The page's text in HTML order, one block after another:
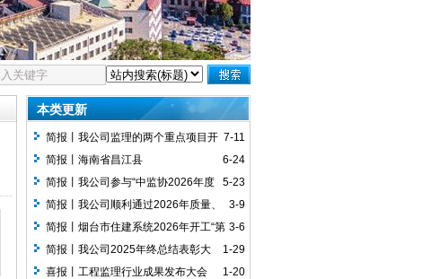
本类更新
7-11
简报丨我公司监理的两个重点项目开
工仪式圆满举行
6-24
简报丨海南省昌江县
300MW/600MWh独立新型储能电站项目
开工奠基仪式圆满举行
5-23
简报丨我公司参与“中监协2026年度
建设单位对工程项目监理服务满意度调
查”活动
3-9
简报丨我公司顺利通过2026年质量、
环境、职业健康安全管理体系认证监督审
核
3-6
简报丨烟台市住建系统2026年开工“第
一课”启动仪式圆满举行
1-29
简报丨我公司2025年终总结表彰大
会圆满举行
1-20
喜报丨工程监理行业成果发布大会